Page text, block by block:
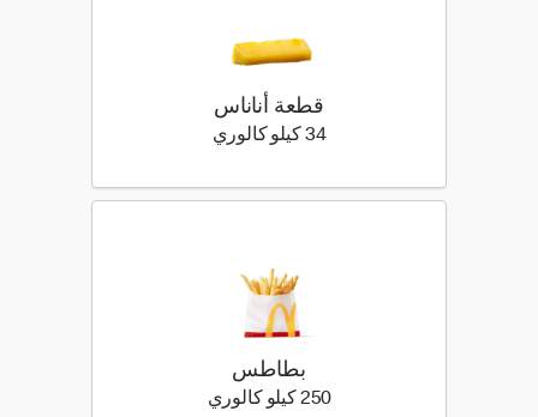
قطعة أناناس
34 كيلو كالوري
بطاطس
250 كيلو كالوري